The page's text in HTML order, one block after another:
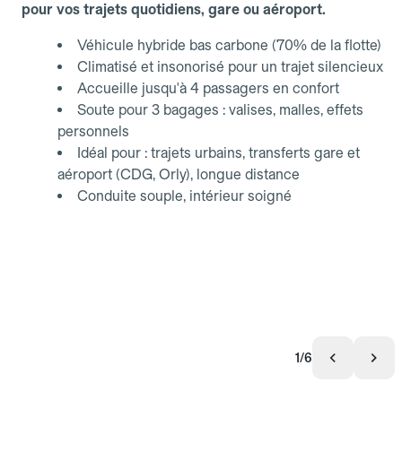
pour vos trajets quotidiens, gare ou aéroport.
Véhicule hybride bas carbone (70% de la flotte)
Climatisé et insonorisé pour un trajet silencieux
Accueille jusqu'à 4 passagers en confort
Soute pour 3 bagages : valises, malles, effets
personnels
Idéal pour : trajets urbains, transferts gare et
aéroport (CDG, Orly), longue distance
Conduite souple, intérieur soigné
1/6